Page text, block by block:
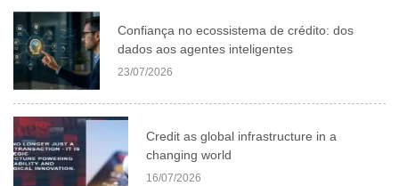
Confiança no ecossistema de crédito: dos
dados aos agentes inteligentes
23/07/2026
Credit as global infrastructure in a
changing world
16/07/2026